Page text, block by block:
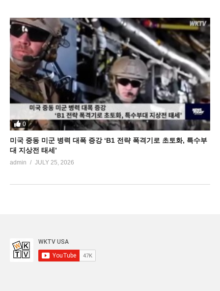
0
미국 중동 미군 병력 대폭 증강 ‘B1 전략 폭격기로 초토화, 특수부
대 지상전 태세’
admin JULY 25, 2026